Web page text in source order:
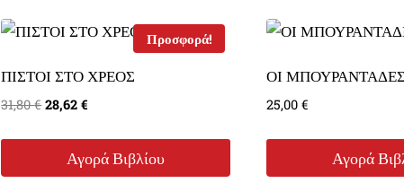
latest
Προσφορά!
ΠΙΣΤΟΙ ΣΤΟ ΧΡΕΟΣ
31,80€Original
31,80 €.
28,62€
είναι:
Αγορά Βιβλίου
ΟΙ ΜΠΟΥΡΑΝΤΑΔΕΣ
25,00€
Αγορά